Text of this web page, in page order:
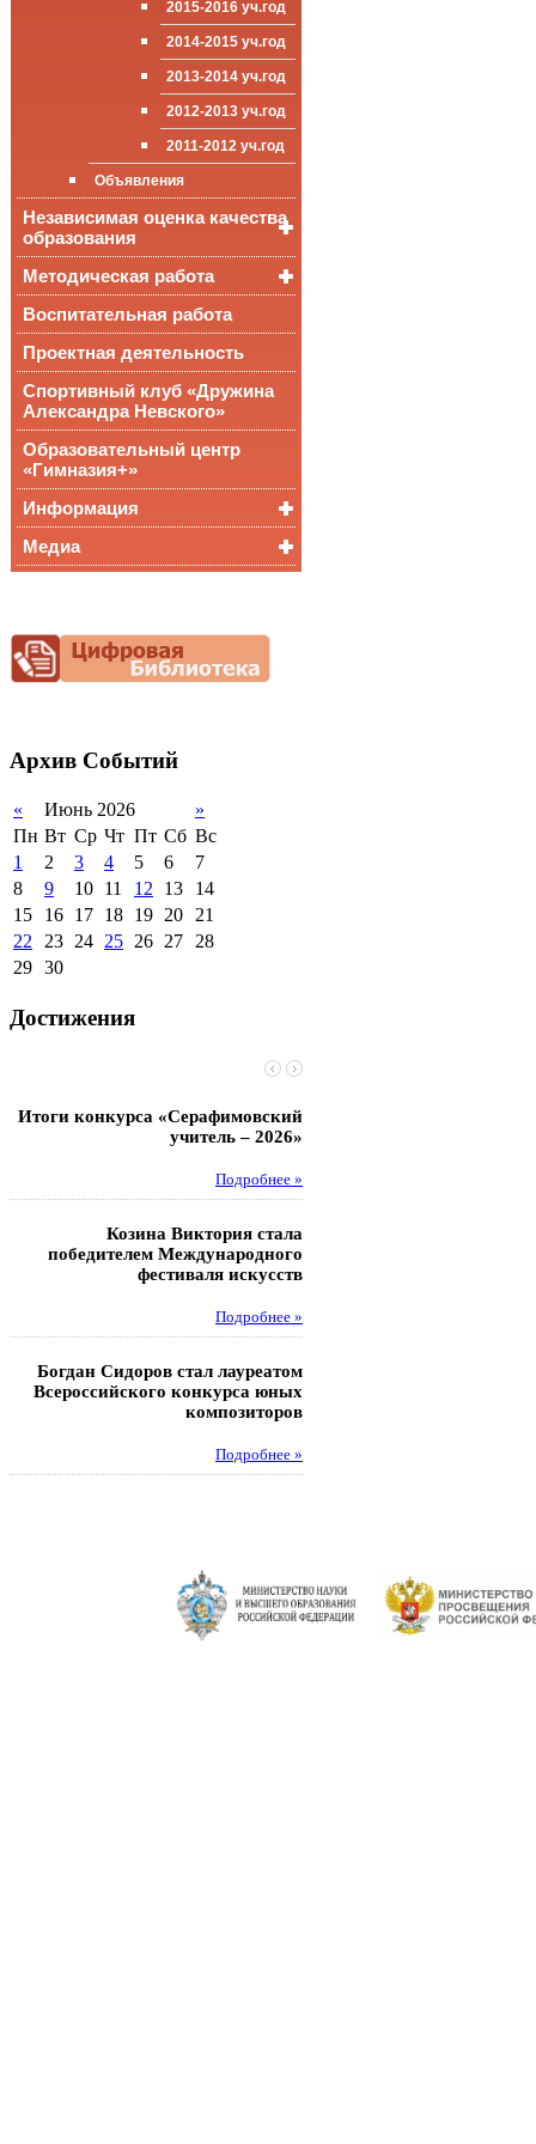
ООП СОО
школа»
приёма (перевода)
поддержки обучающихся
Международное
сотрудничество
Организация питания в
образовательной
организации
Достижения
2015-2016 уч.год
2014-2015 уч.год
2013-2014 уч.год
2012-2013 уч.год
2011-2012 уч.год
Объявления
Независимая оценка качества
образования
Независимая оценка
качества подготовки
обучающихся
Всероссийские
проверочные
работы
Всероссийская
олимпиада
мониторинг системы
образования
Методическая работа
Уроки, мероприятия
Публикации
Материалы
педагогического форума
Воспитательная работа
Проектная деятельность
Спортивный клуб «Дружина
Александра Невского»
Образовательный центр
«Гимназия+»
Информация
Снижение
документационной
нагрузки
Медиа
Архив Событий
« Июнь 2026
»
Пн Вт Ср Чт Пт Сб Вс
1
2 3 4 5 6
7
8
9 10 11 12 13
14
15
16 17 18 19 20 21
22 23 24 25 26 27 28
29 30
Достижения
Итоги конкурса «Серафимовский
учитель – 2026»
Подробнее »
Козина Виктория стала
победителем Международного
фестиваля искусств
Подробнее »
Богдан Сидоров стал лауреатом
Всероссийского конкурса юных
композиторов
Подробнее »